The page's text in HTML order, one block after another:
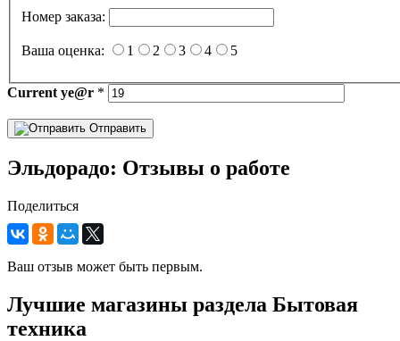
Номер заказа:
Ваша оценка: 1 2 3 4 5
Current ye@r *
Отправить
Эльдорадо: Отзывы о работе
Поделиться
Ваш отзыв может быть первым.
Лучшие магазины раздела Бытовая
техника